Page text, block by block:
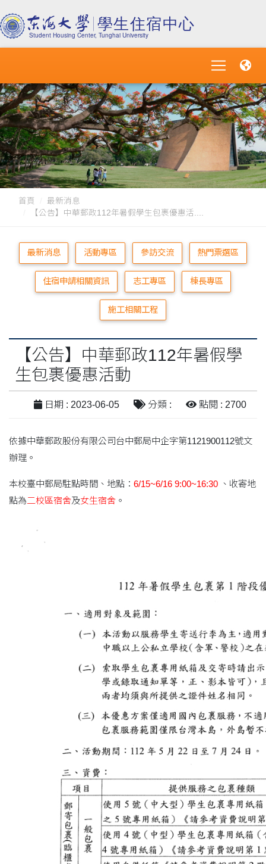
首頁
最新消息
【公告】中華郵政112年暑假學生包裹優惠活....
最新消息 活動專區 參訪交流 熱門票選區
住宿申請相關資訊 志工專區 棟長專區
施工相關工程
【公告】中華郵政112年暑假學
生包裹優惠活動
日期 : 2023-06-05 分類 : 點閱 : 2700
依據中華郵政股份有限公司台中郵局中企字第1121900112號文
辦理。
本校臺中郵局駐點時間、地點： 6/15~6/16 9:00~16:30 、收寄地
點為二校區宿舍及女生宿舍 。